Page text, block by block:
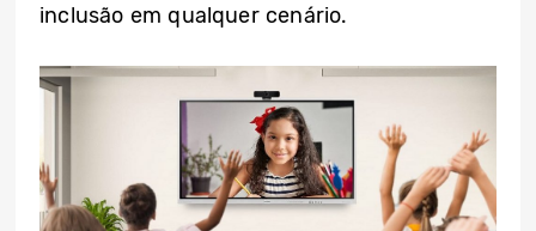
inclusão em qualquer cenário.